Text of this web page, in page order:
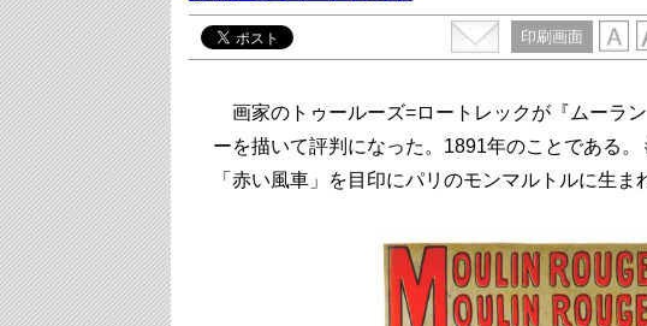
印刷画面
画家のトゥールーズ=ロートレックが『ムーラ
ーを描いて評判になった。1891年のことである。
「赤い風車」を目印にパリのモンマルトルに生ま